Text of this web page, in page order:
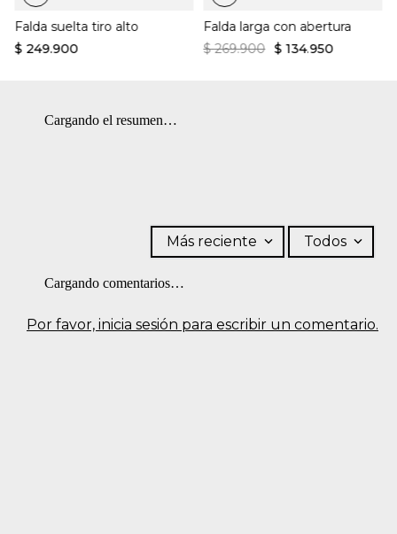
¿Cómo es el fit?:
Ajuste tipo lápiz
Tejido stretch
Largo hasta la rodilla
Falda suelta tiro alto
$ 249.900
Falda larga con abertura
$ 269.900 $ 134.950
Cargando el resumen…
Por favor, inicia sesión para escribir un comentario.
Más reciente Todos
Cargando comentarios…